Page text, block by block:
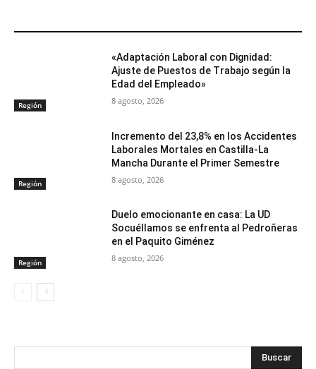
Región
«Adaptación Laboral con Dignidad:
Ajuste de Puestos de Trabajo según la
Edad del Empleado»
8 agosto, 2026
Región
Incremento del 23,8% en los Accidentes
Laborales Mortales en Castilla-La
Mancha Durante el Primer Semestre
8 agosto, 2026
Región
Duelo emocionante en casa: La UD
Socuéllamos se enfrenta al Pedroñeras
en el Paquito Giménez
8 agosto, 2026
Buscar